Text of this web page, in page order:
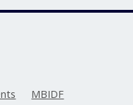
MBIDF